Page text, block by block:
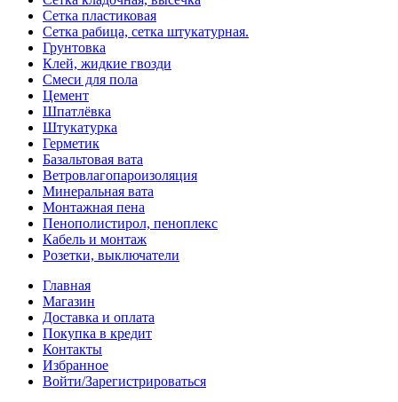
Сетка пластиковая
Сетка рабица, сетка штукатурная.
Грунтовка
Клей, жидкие гвозди
Смеси для пола
Цемент
Шпатлёвка
Штукатурка
Герметик
Базальтовая вата
Ветровлагопароизоляция
Минеральная вата
Монтажная пена
Пенополистирол, пеноплекс
Кабель и монтаж
Розетки, выключатели
Главная
Магазин
Доставка и оплата
Покупка в кредит
Контакты
Избранное
Войти/Зарегистрироваться